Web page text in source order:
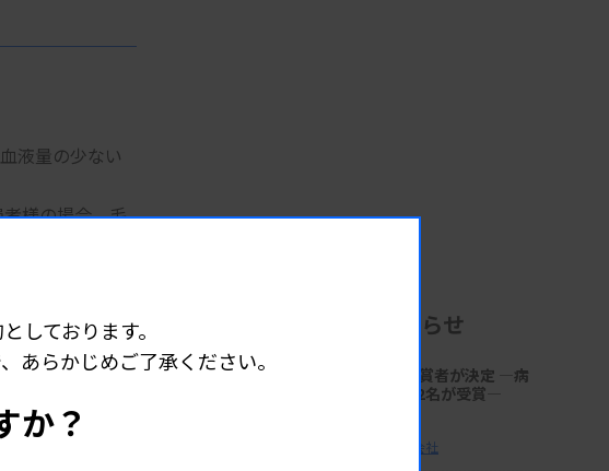
液量の少ない
様の場合、毛
企業からのお知らせ
第18回「サクラ病理技術賞」受賞者が決定 ―病
理技術の発展と伝承に貢献する2名が受賞―
サクラファインテックジャパン株式会社
しております。
あらかじめご了承ください。
か？